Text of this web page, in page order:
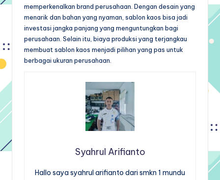
memperkenalkan brand perusahaan. Dengan desain yang
menarik dan bahan yang nyaman, sablon kaos bisa jadi
investasi jangka panjang yang menguntungkan bagi
perusahaan. Selain itu, biaya produksi yang terjangkau
membuat sablon kaos menjadi pilihan yang pas untuk
berbagai ukuran perusahaan.
Syahrul Arifianto
Hallo saya syahrul arifianto dari smkn 1 mundu